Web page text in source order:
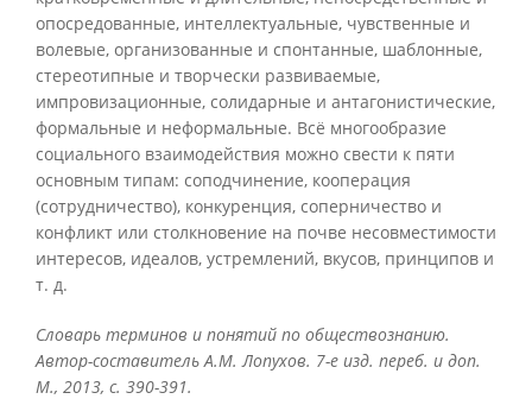
опосредованные, интеллектуальные, чувственные и
волевые, организованные и спонтанные, шаблонные,
стереотипные и творчески развиваемые,
импровизационные, солидарные и антагонистические,
формальные и неформальные. Всё многообразие
социального взаимодействия можно свести к пяти
основным типам: соподчинение, кооперация
(сотрудничество), конкуренция, соперничество и
конфликт или столкновение на почве несовместимости
интересов, идеалов, устремлений, вкусов, принципов и
т. д.
Словарь терминов и понятий по обществознанию.
Автор-составитель А.М. Лопухов. 7-е изд. переб. и доп.
М., 2013, с. 390-391.